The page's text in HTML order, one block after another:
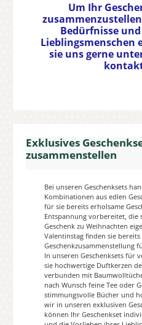
Um Ihr
Bedürfnisse
Lieblingsmenschen
sie uns gerne
Exklusives
zusammenstellen
Bei unseren Geschenksets
Kombinationen aus edlen
für sie bereits erholsame
Entspannung vorbereitet, die
Geschenk zu Weihnachten
Valentinstag finden sie
Geschenkzusammenstellung
In unseren Geschenksets für
sie hochwertige Duftkerzen
verbunden mit
nach Wunsch feine Tee oder
stimmungsvolle Bücher und
wir in unseren exklusiven
können Ihr Geschenkset